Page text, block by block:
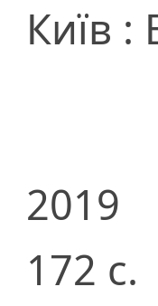
Київ :
2019
172 с.